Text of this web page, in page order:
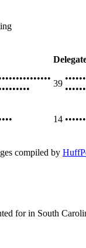
39
14
compiled by
for in South